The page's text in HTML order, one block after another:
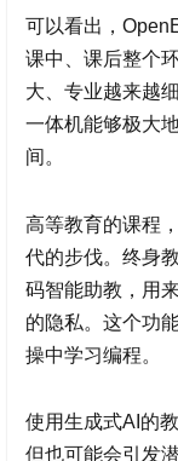
可以看出，
课中、课后整个
大、专业越来越
一体机能够极大
间。
高等教育的课程
代的步伐。终身
码智能助教，用
的隐私。这个功
操中学习编程。
使用生成式AI的
但也可能会引发